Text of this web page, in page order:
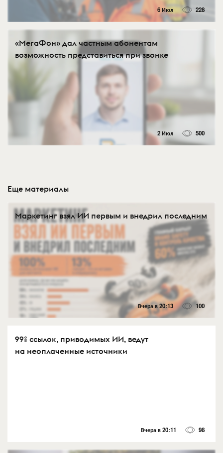
6 Июл 228
«МегаФон» дал частным абонентам
возможность представиться при звонке
2 Июл 500
Еще материалы
Маркетинг взял ИИ первым и внедрил последним
Вчера в 20:13 100
99% ссылок, приводимых ИИ, ведут
на неоплаченные источники
Вчера в 20:11 98